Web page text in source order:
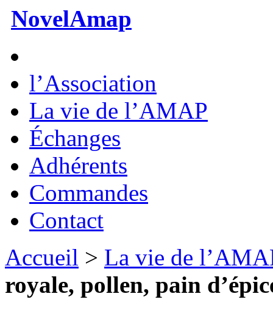
NovelAmap
l’Association
La vie de l’AMAP
Échanges
Adhérents
Commandes
Contact
Accueil > La vie de
royale, pollen, pain